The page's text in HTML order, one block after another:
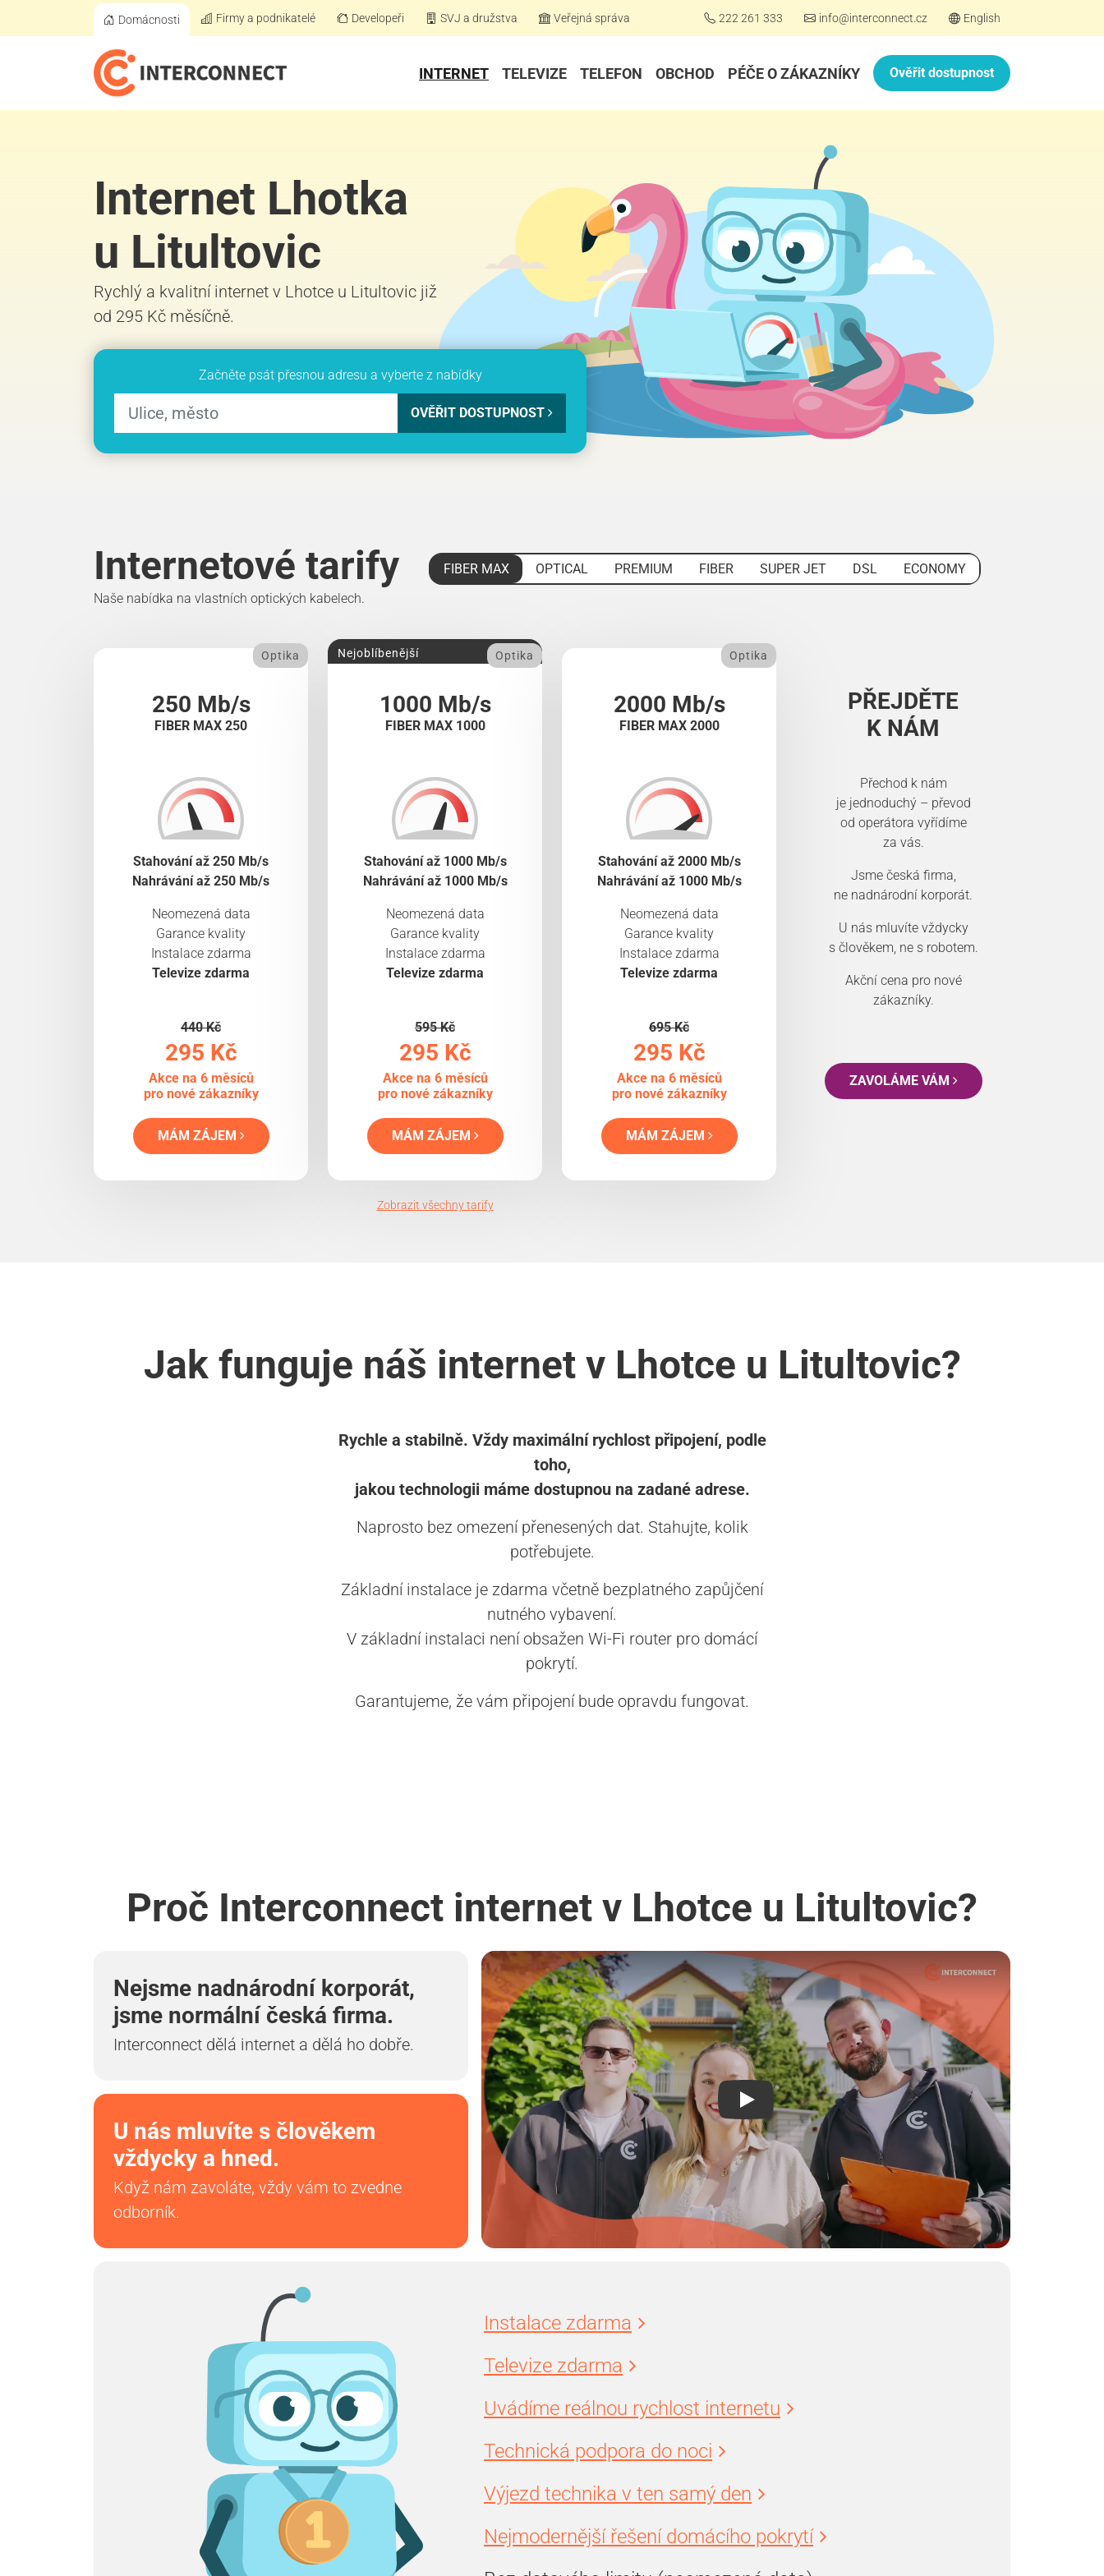
Domácnosti Firmy a podnikatelé Developeři SVJ a družstva Veřejná správa 222 261 333 info@interconnect.cz English
INTERNET TELEVIZE TELEFON OBCHOD PÉČE O ZÁKAZNÍKY Ověřit dostupnost
Internet Lhotka
u Litultovic
Rychlý a kvalitní internet v Lhotce u Litultovic již
od 295 Kč měsíčně.
Začněte psát přesnou adresu a vyberte z nabídky
OVĚŘIT DOSTUPNOST
Internetové tarify FIBER MAX OPTICAL PREMIUM FIBER SUPER JET DSL
ECONOMY
Naše nabídka na vlastních optických kabelech.
250 Mb/s
FIBER MAX 250
Optika
Stahování až 250 Mb/s
Nahrávání až 250 Mb/s
Neomezená data
Garance kvality
Instalace zdarma
Televize zdarma
440 Kč
295 Kč
Akce na 6 měsíců
pro nové zákazníky
MÁM ZÁJEM
1000 Mb/s
FIBER MAX 1000
Nejoblíbenější Optika
Stahování až 1000 Mb/s
Nahrávání až 1000 Mb/s
Neomezená data
Garance kvality
Instalace zdarma
Televize zdarma
595 Kč
295 Kč
Akce na 6 měsíců
pro nové zákazníky
MÁM ZÁJEM
2000 Mb/s
FIBER MAX 2000
Optika
Stahování až 2000 Mb/s
Nahrávání až 1000 Mb/s
Neomezená data
Garance kvality
Instalace zdarma
Televize zdarma
695 Kč
295 Kč
Akce na 6 měsíců
pro nové zákazníky
MÁM ZÁJEM
PŘEJDĚTE
K NÁM
Přechod k nám
je jednoduchý – převod
od operátora vyřídíme
za vás.
Jsme česká firma,
ne nadnárodní korporát.
U nás mluvíte vždycky
s člověkem, ne s robotem.
Akční cena pro nové
zákazníky.
ZAVOLÁME VÁM
Zobrazit všechny tarify
Jak funguje náš internet v Lhotce u Litultovic?
Rychle a stabilně. Vždy maximální rychlost připojení, podle
toho,
jakou technologii máme dostupnou na zadané adrese.
Naprosto bez omezení přenesených dat. Stahujte, kolik
potřebujete.
Základní instalace je zdarma včetně bezplatného zapůjčení
nutného vybavení.
V základní instalaci není obsažen Wi-Fi router pro domácí
pokrytí.
Garantujeme, že vám připojení bude opravdu fungovat.
Proč Interconnect internet v Lhotce u Litultovic?
Nejsme nadnárodní korporát,
jsme normální česká firma.
Interconnect dělá internet a dělá ho dobře.
U nás mluvíte s člověkem
vždycky a hned.
Když nám zavoláte, vždy vám to zvedne
odborník.
Instalace zdarma
Televize zdarma
Uvádíme reálnou rychlost internetu
Technická podpora do noci
Výjezd technika v ten samý den
Nejmodernější řešení domácího pokrytí